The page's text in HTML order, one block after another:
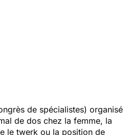
de spécialistes) organisé
de dos chez la femme, la
le twerk ou la position de